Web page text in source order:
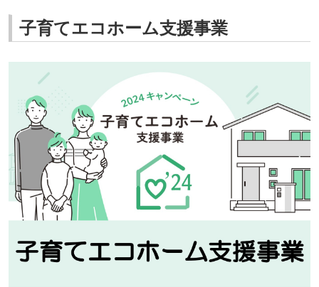
子育てエコホーム支援事業